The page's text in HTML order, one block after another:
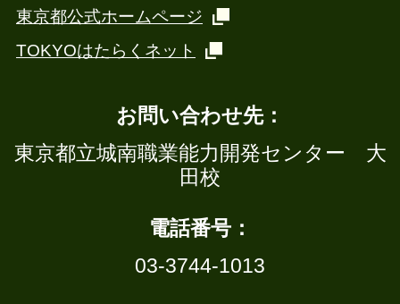
東京都公式ホームページ
TOKYOはたらくネット
お問い合わせ先：
東京都立城南職業能力開発センター 大
田校
電話番号：
03-3744-1013